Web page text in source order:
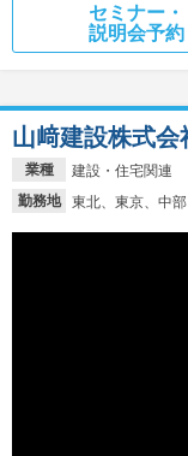
セミナー・
説明会予約
業種
建設・住宅関連
勤務地
東北、東京、中
山﨑建設株式会